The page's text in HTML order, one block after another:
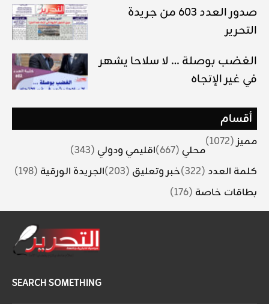
صدور العدد 603 من جريدة
التحرير
الغضب بوصلة … لا سلاحا يشهر
في غير الإتجاه
أقسام
مميز(1072)
محلي (667) اقليمي ودولي (343)
كلمة العدد (322) خبر وتعليق (203) الجريدة الورقية (198)
بطاقات خاصة (176)
SEARCH SOMETHING